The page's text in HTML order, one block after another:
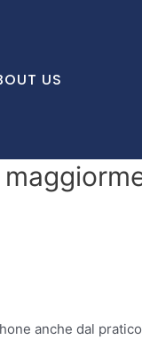
US
anche dal